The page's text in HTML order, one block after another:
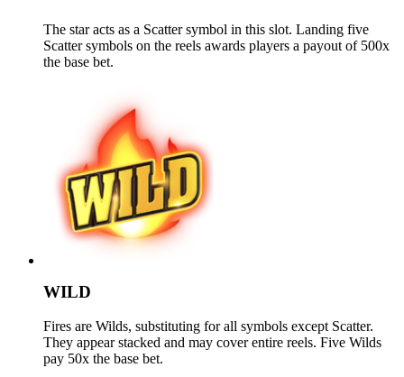
The star acts as a Scatter symbol in this slot. Landing five
Scatter symbols on the reels awards players a payout of 500x
the base bet.
WILD
Fires are Wilds, substituting for all symbols except Scatter.
They appear stacked and may cover entire reels. Five Wilds
pay 50x the base bet.